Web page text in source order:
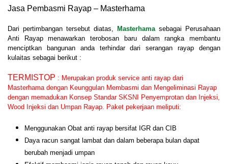
Jasa Pembasmi Rayap – Masterhama
Dari pertimbangan tersebut diatas, Masterhamasebagai Perusahaan
Anti Rayap menawarkan terobosan baru dalam rangka membantu
menciptkan bangunan anda terhindar dari serangan rayap dengan
kulaitas sebagai berikut :
TERMISTOP : Merupakan produk service anti rayap dari
Masterhama dengan Keunggulan Membasmi dan Mengeliminasi Rayap
dengan memadukan Konsep Standar SKSNI Penyemprotan dan Injeksi,
Wood Injeksi dan Umpan Rayap. Paket pekerjaan meliputi:
Menggunakan Obat anti rayap bersifat IGR dan CIB
Daya racun sangat lambat dan dalam beberapa bulan dapat
berubah menjadi umpan